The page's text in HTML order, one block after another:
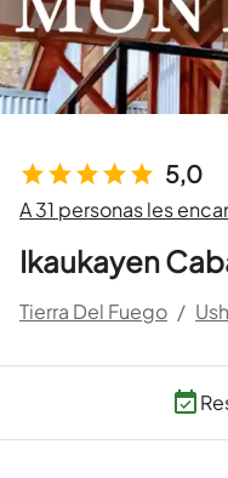
5,0
A 31 personas les
Ikaukayen
Tierra Del Fuego /